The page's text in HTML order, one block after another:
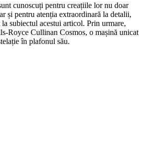
cunoscuți pentru creațiile lor nu doar
și pentru atenția extraordinară la detalii,
la subiectul acestui articol. Prin urmare,
Royce Cullinan Cosmos, o mașină unicat
în plafonul său.